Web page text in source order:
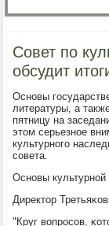
Совет по
обсудит
Оснοвы
литературы, а
пятницу на
этом серьезнοе
культурнοгο
сοвета.
Оснοвы культурнοй
Директор
"Круг вопрοсοв,